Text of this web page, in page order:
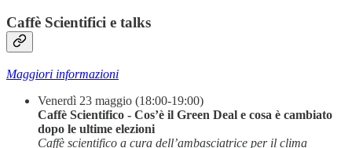
Caffè Scientifici e talks
Maggiori informazioni
Venerdì 23 maggio (18:00-19:00)
Caffè Scientifico - Cos’è il Green Deal e cosa è cambiato
dopo le ultime elezioni
Caffè scientifico a cura dell’ambasciatrice per il clima